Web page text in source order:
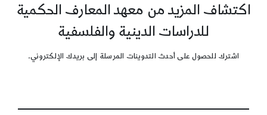
اكتشاف المزيد من معهد المعارف الحكمية
للدراسات الدينية والفلسفية
اشترك للحصول على أحدث التدوينات المرسلة إلى بريدك الإلكتروني.